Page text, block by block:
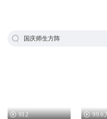
国庆师生方阵
912 99.6